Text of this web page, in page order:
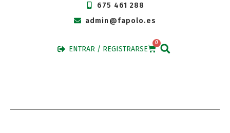
675 461 288
admin@fapolo.es
ENTRAR / REGISTRARSE
0